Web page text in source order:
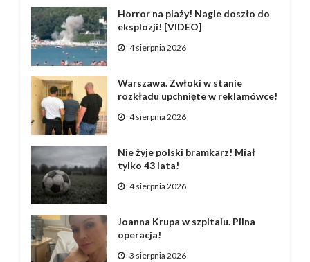
Horror na plaży! Nagle doszło do
eksplozji! [VIDEO]
4 sierpnia 2026
Warszawa. Zwłoki w stanie
rozkładu upchnięte w reklamówce!
4 sierpnia 2026
Nie żyje polski bramkarz! Miał
tylko 43 lata!
4 sierpnia 2026
Joanna Krupa w szpitalu. Pilna
operacja!
3 sierpnia 2026